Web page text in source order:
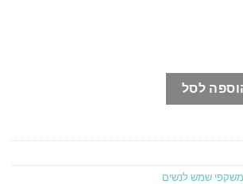
לסל
משקפי שמש לנשים